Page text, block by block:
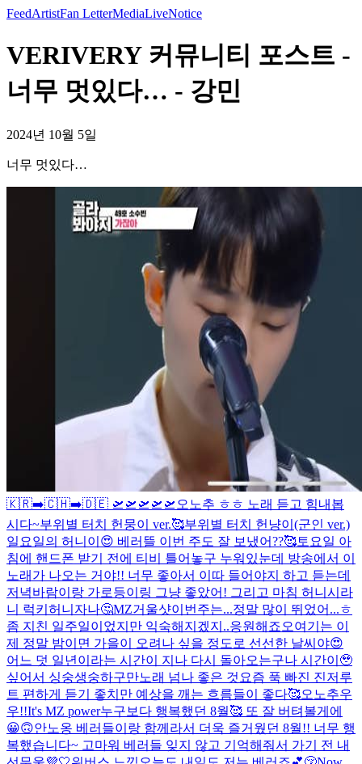
FeedArtistFan LetterMediaLiveNotice
VERIVERY 커뮤니티 포스트 -
너무 멋있다… - 강민
2024년 10월 5일
너무 멋있다…
🇰🇷➡️🇨🇭➡️🇩🇪 🛫🛫🛫🛫🛫 오노추 ㅎㅎ 노래 듣고 힘내봅
시다~부위별 터치 헌뭉이 ver.🥰부위별 터치 헌냥이(군인 ver.)
일요일의 허니이😍 베러뜰 이번 주도 잘 보냈어??🥰토요일 아
침에 핸드폰 받기 전에 티비 틀어놓구 누워있눈데 방송에서 이
노래가 나오는 거야!! 너무 좋아서 이따 들어야지 하고 듣는데
저녁바람이랑 가로등이링 그냥 좋았어! 그리고 마침 허니시라
니 럭키허니자나🤔MZ거울샷이번주는...정말 많이 뛰었어...ㅎ
좀 지친 일주일이었지만 익숙해지겠지..응원해죠오여기는 이
제 정말 밤이면 가을이 오려나 싶을 정도로 선선한 날씨야😍
어느 덧 일년이라는 시간이 지나 다시 돌아오는구나 시간이🥹
싶어서 싱숭생숭하구만노래 넘나 좋은 것 요즘 푹 빠진 진저루
트 편하게 듣기 좋치만 예상을 깨는 흐름들이 좋다🥰오노추우
우!!It's MZ power누구보다 행복했던 8월🥰 또 잘 버텨볼게에
😀🙃안노옹 베러들이랑 함께라서 더욱 즐거웠던 8월!! 너무 행
복했습니다~ 고마워 베러들 잊지 않고 기억해줘서 가기 전 내